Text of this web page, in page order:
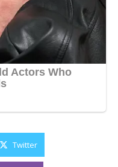
Twitter